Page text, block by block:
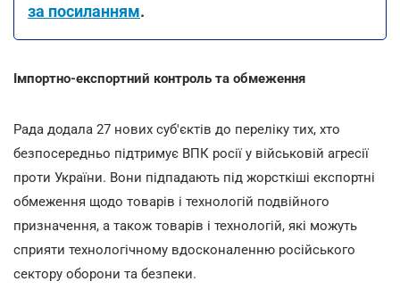
за посиланням.
Імпортно-експортний контроль та обмеження
Рада додала 27 нових суб'єктів до переліку тих, хто
безпосередньо підтримує ВПК росії у військовій агресії
проти України. Вони підпадають під жорсткіші експортні
обмеження щодо товарів і технологій подвійного
призначення, а також товарів і технологій, які можуть
сприяти технологічному вдосконаленню російського
сектору оборони та безпеки.